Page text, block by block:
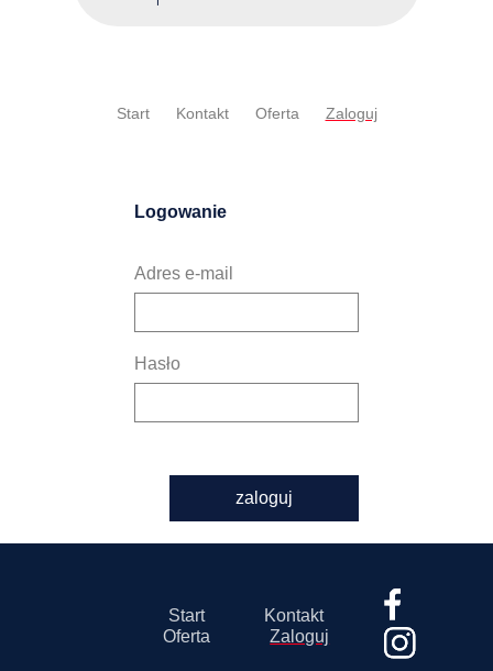
Start Kontakt Oferta Zaloguj
Logowanie
Adres e-mail
Hasło
zaloguj
Start
Kontakt
Oferta
Zaloguj